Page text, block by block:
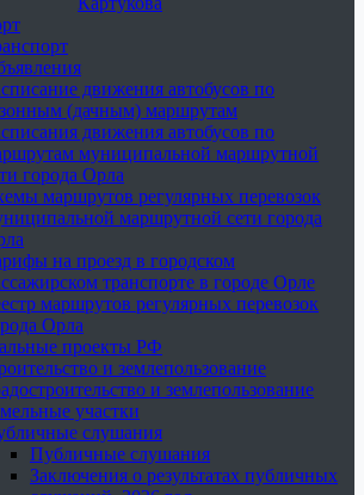
движения автобусов по
(дачным) маршрутам
движения автобусов по
муниципальной маршрутной
города Орла
маршрутов регулярных перевозок
маршрутной сети города
на проезд в городском
транспорте в городе Орле
маршрутов регулярных перевозок
Орла
проекты РФ
и землепользование
и землепользование
участки
слушания
Публичные слушания
Заключения о результатах публичных